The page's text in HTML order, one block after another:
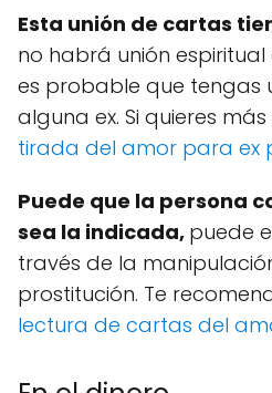
Esta unión de cartas
no habrá unión
es probable que tengas
alguna ex. Si quieres
tirada del amor para ex
Puede que la persona
sea la indicada, puede
través de la
prostitución. Te
lectura de cartas del